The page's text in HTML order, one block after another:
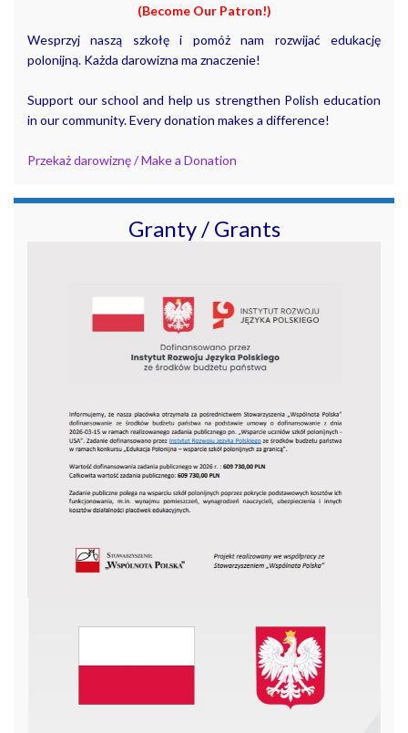
(Become Our Patron!)
Wesprzyj naszą szkołę i pomóż nam rozwijać edukację
polonijną. Każda darowizna ma znaczenie!
Support our school and help us strengthen Polish education
in our community. Every donation makes a difference!
Przekaż darowiznę / Make a Donation
Granty / Grants